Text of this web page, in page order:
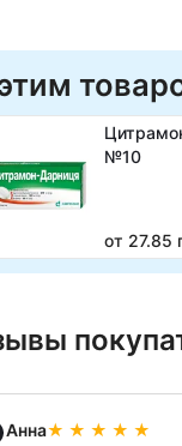
№10
от 27.85
Анна